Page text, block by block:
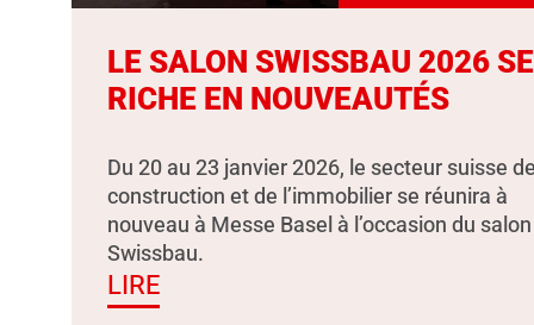
LE SALON SWISSBAU 2026
RICHE EN NOUVEAUTÉS
Du 20 au 23 janvier 2026, le secteur suisse
construction et de l’immobilier se réunira à
nouveau à Messe Basel à l’occasion du salon
Swissbau.
LIRE